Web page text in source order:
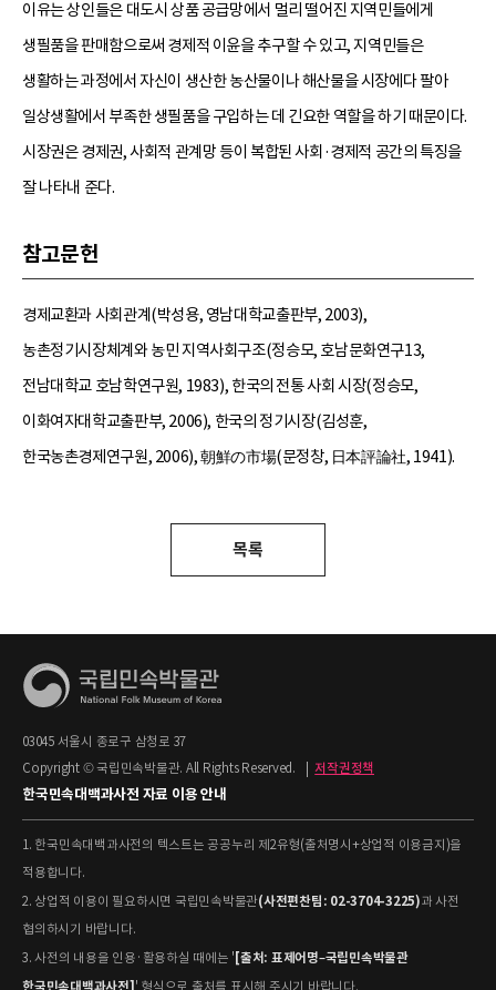
이유는 상인들은 대도시 상품 공급망에서 멀리 떨어진 지역민들에게
생필품을 판매함으로써 경제적 이윤을 추구할 수 있고, 지역민들은
생활하는 과정에서 자신이 생산한 농산물이나 해산물을 시장에다 팔아
일상생활에서 부족한 생필품을 구입하는 데 긴요한 역할을 하기 때문이다.
시장권은 경제권, 사회적 관계망 등이 복합된 사회·경제적 공간의 특징을
잘 나타내 준다.
참고문헌
경제교환과 사회관계(박성용, 영남대학교출판부, 2003),
농촌정기시장체계와 농민 지역사회구조(정승모, 호남문화연구13,
전남대학교 호남학연구원, 1983), 한국의 전통 사회 시장(정승모,
이화여자대학교출판부, 2006), 한국의 정기시장(김성훈,
한국농촌경제연구원, 2006), 朝鮮の市場(문정창, 日本評論社, 1941).
목록
03045 서울시 종로구 삼청로 37
Copyright © 국립민속박물관. All Rights Reserved.
저작권정책
한국민속대백과사전 자료 이용 안내
1. 한국민속대백과사전의 텍스트는 공공누리 제2유형(출처명시+상업적 이용금지)을
적용합니다.
2. 상업적 이용이 필요하시면 국립민속박물관(사전편찬팀: 02-3704-3225)과 사전
협의하시기 바랍니다.
3. 사전의 내용을 인용·활용하실 때에는 ' [출처: 표제어명–국립민속박물관
한국민속대백과사전] ' 형식으로 출처를 표시해 주시기 바랍니다.